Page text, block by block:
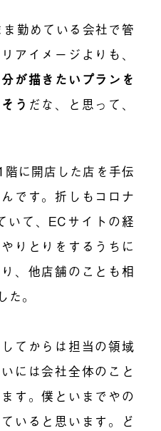
勤めている会社で管
アイメージよりも、
が描きたいプランを
う だな、と思って、
に開店した店を手伝
です。折しもコロナ
いて、ECサイトの経
りとりをするうちに
、他店舗のことも相
。
てからは担当の領域
には会社全体のこと
す。僕といまでやの
いると思います。ど